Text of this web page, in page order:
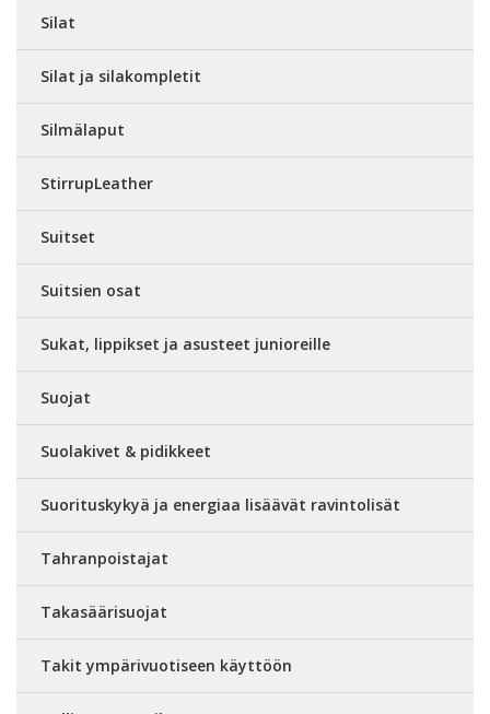
Silat
Silat ja silakompletit
Silmälaput
StirrupLeather
Suitset
Suitsien osat
Sukat, lippikset ja asusteet junioreille
Suojat
Suolakivet & pidikkeet
Suorituskykyä ja energiaa lisäävät ravintolisät
Tahranpoistajat
Takasäärisuojat
Takit ympärivuotiseen käyttöön